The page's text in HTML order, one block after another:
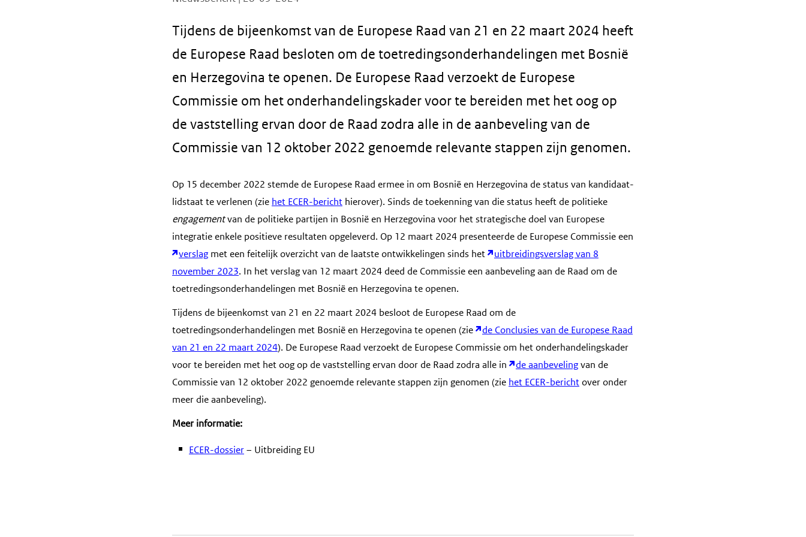
Tijdens de bijeenkomst van de Europese Raad van 21 en 22 maart 2024 heeft
de Europese Raad besloten om de toetredingsonderhandelingen met Bosnië
en Herzegovina te openen. De Europese Raad verzoekt de Europese
Commissie om het onderhandelingskader voor te bereiden met het oog op
de vaststelling ervan door de Raad zodra alle in de aanbeveling van de
Commissie van 12 oktober 2022 genoemde relevante stappen zijn genomen.
Op 15 december 2022 stemde de Europese Raad ermee in om Bosnië en Herzegovina de status van kandidaat-
lidstaat te verlenen (zie het ECER-bericht hierover). Sinds de toekenning van die status heeft de politieke
engagementvan de politieke partijen in Bosnië en Herzegovina voor het strategische doel van Europese
integratie enkele positieve resultaten opgeleverd. Op 12 maart 2024 presenteerde de Europese Commissie een
verslag met een feitelijk overzicht van de laatste ontwikkelingen sinds het
uitbreidingsverslag van 8
november 2023. In het verslag van 12 maart 2024 deed de Commissie een aanbeveling aan de Raad om de
toetredingsonderhandelingen met Bosnië en Herzegovina te openen.
Tijdens de bijeenkomst van 21 en 22 maart 2024 besloot de Europese Raad om de
toetredingsonderhandelingen met Bosnië en Herzegovina te openen (zie
de Conclusies van de Europese Raad
van 21 en 22 maart 2024). De Europese Raad verzoekt de Europese Commissie om het onderhandelingskader
voor te bereiden met het oog op de vaststelling ervan door de Raad zodra alle in
de aanbevelingvan de
Commissie van 12 oktober 2022 genoemde relevante stappen zijn genomen (zie het ECER-berichtover onder
meer die aanbeveling).
Meer informatie:
ECER-dossier– Uitbreiding EU